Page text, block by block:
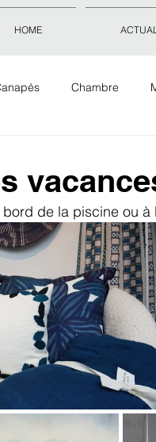
HOME
Chambre
de la piscine ou à